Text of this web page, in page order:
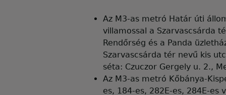
Az M3-as metró Határ úti
villamossal a Szarvascsárda
Rendőrség és a Panda
Szarvascsárda tér nevű kis
séta: Czuczor Gergely u. 2.,
Az M3-as metró Kőbánya-
es, 184-es, 282E-es, 284E-es